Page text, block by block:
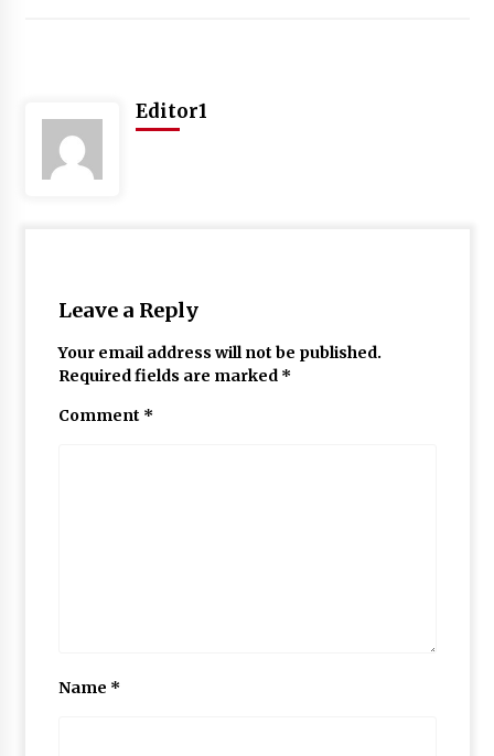
Editor1
Leave a Reply
Your email address will not be published.
Required fields are marked *
Comment *
Name *